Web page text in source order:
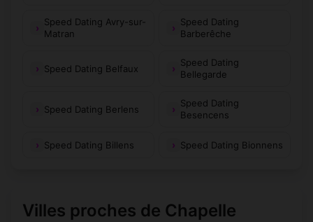
Speed Dating Avry-sur-
Matran
Speed Dating
Barberêche
Speed Dating Belfaux
Speed Dating
Bellegarde
Speed Dating Berlens
Speed Dating
Besencens
Speed Dating Billens Speed Dating Bionnens
Villes proches de Chapelle